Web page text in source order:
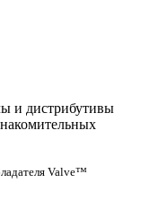
и дистрибутивы
Valve™